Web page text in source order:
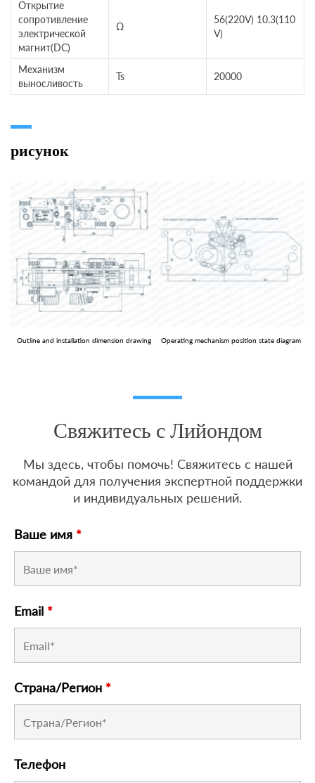
Открытие
сопротивление
электрической
магнит(DC)
Ω
56(220V) 10.3(110
V)
Механизм
выносливость
Ts 20000
рисунок
Outline and installation dimension drawing Operating mechanism position state diagram
Свяжитесь с Лийондом
Мы здесь, чтобы помочь! Свяжитесь с нашей
командой для получения экспертной поддержки
и индивидуальных решений.
Ваше имя *
Email *
Страна/Регион *
Телефон